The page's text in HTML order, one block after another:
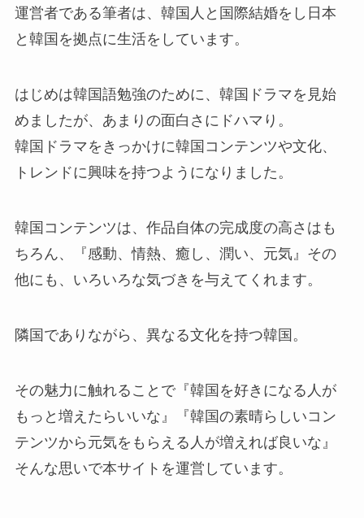
運営者である筆者は、韓国人と国際結婚をし日本
と韓国を拠点に生活をしています。
はじめは韓国語勉強のために、韓国ドラマを見始
めましたが、あまりの面白さにドハマり。
韓国ドラマをきっかけに韓国コンテンツや文化、
トレンドに興味を持つようになりました。
韓国コンテンツは、作品自体の完成度の高さはも
ちろん、『感動、情熱、癒し、潤い、元気』その
他にも、いろいろな気づきを与えてくれます。
隣国でありながら、異なる文化を持つ韓国。
その魅力に触れることで『韓国を好きになる人が
もっと増えたらいいな』『韓国の素晴らしいコン
テンツから元気をもらえる人が増えれば良いな』
そんな思いで本サイトを運営しています。